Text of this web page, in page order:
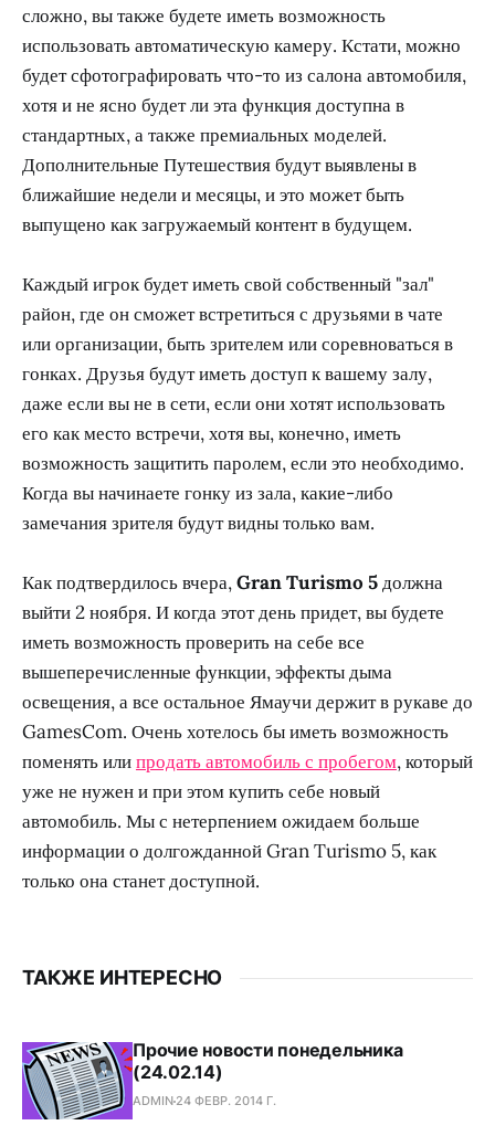
сложно, вы также будете иметь возможность
использовать автоматическую камеру. Кстати, можно
будет сфотографировать что-то из салона автомобиля,
хотя и не ясно будет ли эта функция доступна в
стандартных, а также премиальных моделей.
Дополнительные Путешествия будут выявлены в
ближайшие недели и месяцы, и это может быть
выпущено как загружаемый контент в будущем.
Каждый игрок будет иметь свой собственный "зал"
район, где он сможет встретиться с друзьями в чате
или организации, быть зрителем или соревноваться в
гонках. Друзья будут иметь доступ к вашему залу,
даже если вы не в сети, если они хотят использовать
его как место встречи, хотя вы, конечно, иметь
возможность защитить паролем, если это необходимо.
Когда вы начинаете гонку из зала, какие-либо
замечания зрителя будут видны только вам.
Как подтвердилось вчера,Gran Turismo 5должна
выйти 2 ноября. И когда этот день придет, вы будете
иметь возможность проверить на себе все
вышеперечисленные функции, эффекты дыма
освещения, а все остальное Ямаучи держит в рукаве до
GamesCom. Очень хотелось бы иметь возможность
поменять илипродать автомобиль с пробегом, который
уже не нужен и при этом купить себе новый
автомобиль. Мы с нетерпением ожидаем больше
информации о долгожданной Gran Turismo 5, как
только она станет доступной.
ТАКЖЕ ИНТЕРЕСНО
Прочие новости понедельника
(24.02.14)
ADMIN 24 ФЕВР. 2014 Г.